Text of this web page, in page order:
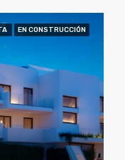
EN CONSTRUCCIÓN